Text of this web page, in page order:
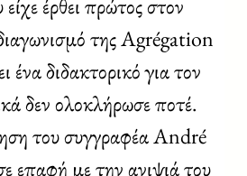
έρθει πρώτος στον
της Agrégation
ένα διδακτορικό για τον
δεν ολοκλήρωσε ποτέ.
του συγγραφέα André
επαφή με την ανιψιά του